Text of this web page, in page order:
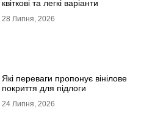
квіткові та легкі варіанти
28 Липня, 2026
Які переваги пропонує вінілове
покриття для підлоги
24 Липня, 2026